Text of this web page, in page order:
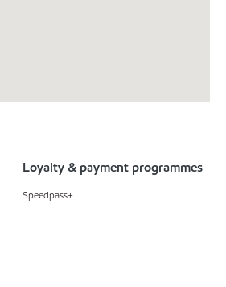
Loyalty & payment programmes
Speedpass+